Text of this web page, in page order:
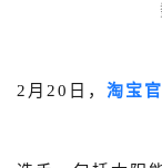
2月20日， 淘宝